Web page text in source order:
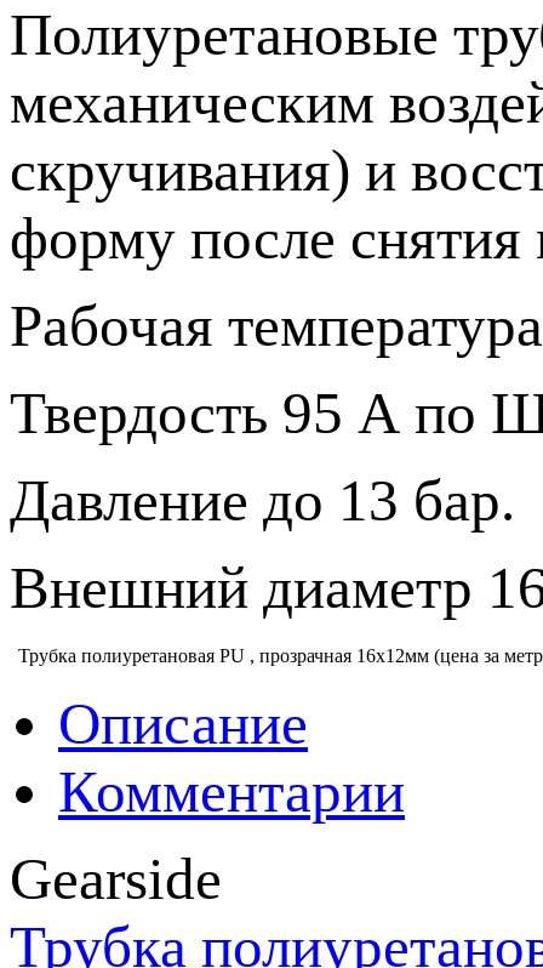
Полиуретановые
механическим
скручивания) и
форму после снятия
Рабочая
Твердость 95 А по
Давление до 13 бар.
Внешний диаметр
Трубка полиуретановая PU , прозрачная 16х12мм (цена за
Описание
Комментарии
Gearside
Трубка